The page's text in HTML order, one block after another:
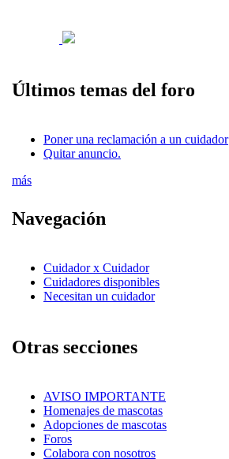
Últimos temas del foro
Poner una reclamación a un cuidador
Quitar anuncio.
más
Navegación
Cuidador x Cuidador
Cuidadores disponibles
Necesitan un cuidador
Otras secciones
AVISO IMPORTANTE
Homenajes de mascotas
Adopciones de mascotas
Foros
Colabora con nosotros